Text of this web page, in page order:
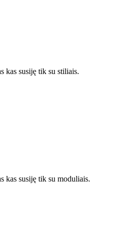
kas susiję tik su stiliais.
kas susiję tik su moduliais.